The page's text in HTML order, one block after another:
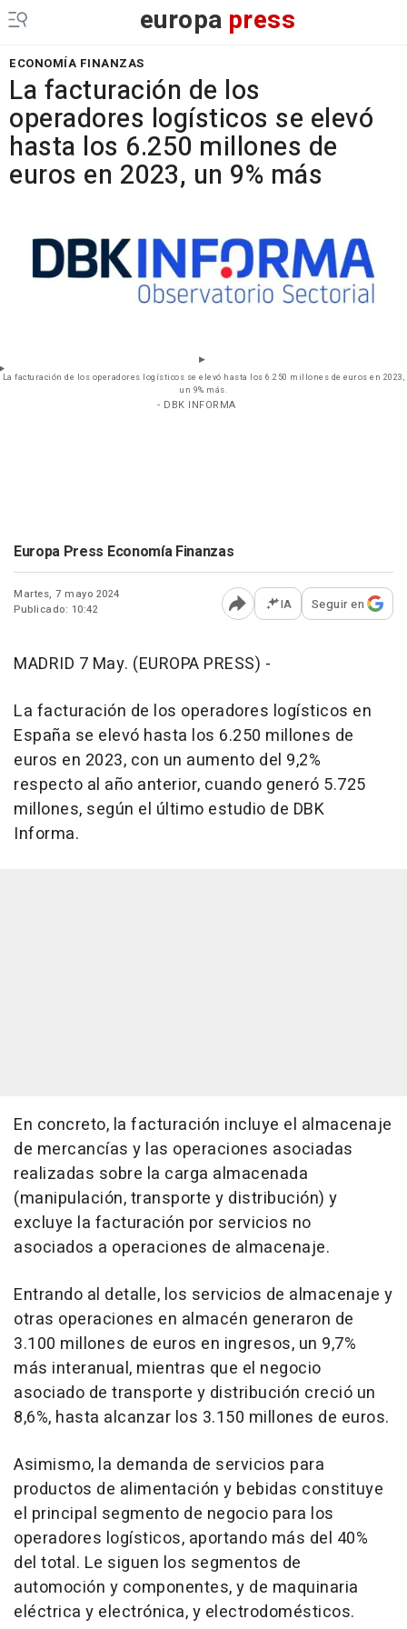
europa press
ECONOMÍA FINANZAS
La facturación de los
operadores logísticos se elevó
hasta los 6.250 millones de
euros en 2023, un 9% más
La facturación de los operadores logísticos se elevó hasta los 6.250 millones de euros en 2023,
un 9% más.
- DBK INFORMA
Europa Press Economía Finanzas
Martes, 7 mayo 2024
Publicado: 10:42
Abrir opciones para
IA Seguir en
MADRID 7 May. (EUROPA PRESS) -
La facturación de los operadores logísticos en
España se elevó hasta los 6.250 millones de
euros en 2023, con un aumento del 9,2%
respecto al año anterior, cuando generó 5.725
millones, según el último estudio de DBK
Informa.
En concreto, la facturación incluye el almacenaje
de mercancías y las operaciones asociadas
realizadas sobre la carga almacenada
(manipulación, transporte y distribución) y
excluye la facturación por servicios no
asociados a operaciones de almacenaje.
Entrando al detalle, los servicios de almacenaje y
otras operaciones en almacén generaron de
3.100 millones de euros en ingresos, un 9,7%
más interanual, mientras que el negocio
asociado de transporte y distribución creció un
8,6%, hasta alcanzar los 3.150 millones de euros.
Asimismo, la demanda de servicios para
productos de alimentación y bebidas constituye
el principal segmento de negocio para los
operadores logísticos, aportando más del 40%
del total. Le siguen los segmentos de
automoción y componentes, y de maquinaria
eléctrica y electrónica, y electrodomésticos.